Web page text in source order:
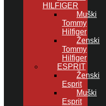
HILFIGER
Muški
Tommy
Hilfiger
Ženski
Tommy
Hilfiger
ESPRIT
Ženski
Esprit
Muški
Esprit